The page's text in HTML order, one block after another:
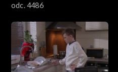
1901–2000
1801–1900
1701–1800
odc. 4486